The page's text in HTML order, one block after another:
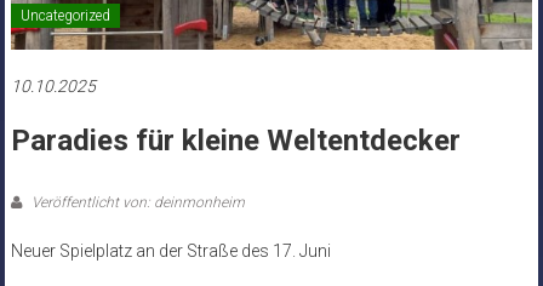
Uncategorized
10.10.2025
Paradies für kleine Weltentdecker
Veröffentlicht von: deinmonheim
Neuer Spielplatz an der Straße des 17. Juni